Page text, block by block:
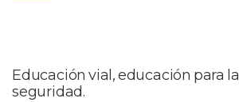
Educación vial, educación para la
seguridad.